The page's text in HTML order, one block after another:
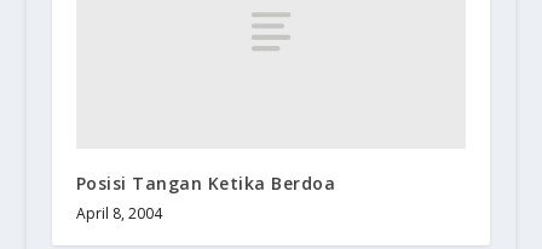
Posisi Tangan Ketika Berdoa
April 8, 2004